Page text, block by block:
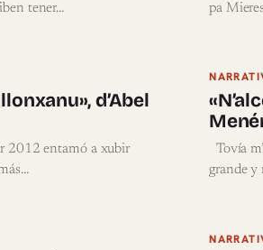
tener…
pa
d’Abel
2012 entamó a xubir
Tovía
grande y